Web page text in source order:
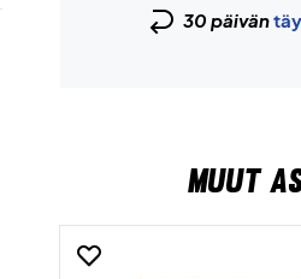
30 päivän
MUUT